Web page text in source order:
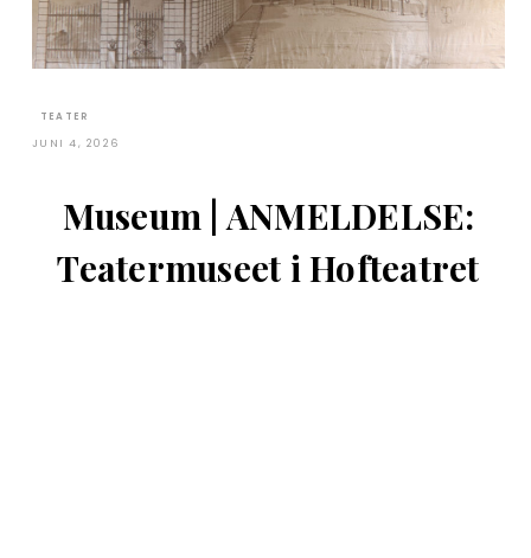
TEATER
JUNI 4, 2026
Museum | ANMELDELSE:
Teatermuseet i Hofteatret